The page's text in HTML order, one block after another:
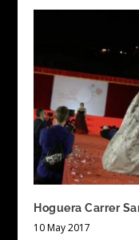
Hoguera Carrer
10 May 2017